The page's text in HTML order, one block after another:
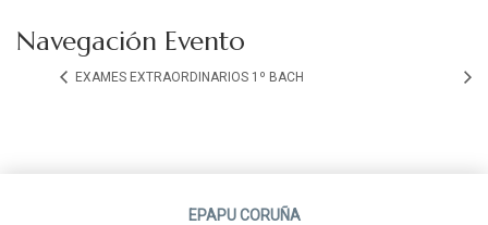
Navegación Evento
EXAMES EXTRAORDINARIOS 1º BACH
EPAPU CORUÑA